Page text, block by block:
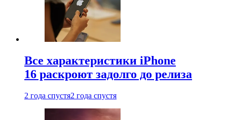
Все характеристики iPhone
16 раскроют задолго до релиза
2 года спустя2 года спустя